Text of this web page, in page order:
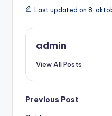
Last updated on 8.
admin
View All Posts
Post
Previous Post